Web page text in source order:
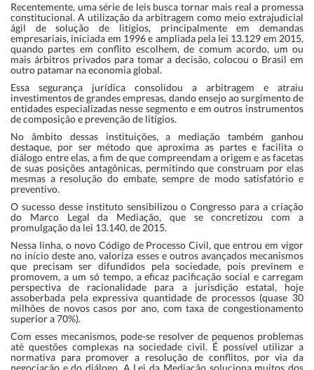
Recentemente, uma série de leis busca tornar mais real a promessa
constitucional. A utilização da arbitragem como meio extrajudicial
ágil de solução de litígios, principalmente em demandas
empresariais, iniciada em 1996 e ampliada pela lei 13.129 em 2015,
quando partes em conflito escolhem, de comum acordo, um ou
mais árbitros privados para tomar a decisão, colocou o Brasil em
outro patamar na economia global.
Essa segurança jurídica consolidou a arbitragem e atraiu
investimentos de grandes empresas, dando ensejo ao surgimento de
entidades especializadas nesse segmento e em outros instrumentos
de composição e prevenção de litígios.
No âmbito dessas instituições, a mediação também ganhou
destaque, por ser método que aproxima as partes e facilita o
diálogo entre elas, a fim de que compreendam a origem e as facetas
de suas posições antagônicas, permitindo que construam por elas
mesmas a resolução do embate, sempre de modo satisfatório e
preventivo.
O sucesso desse instituto sensibilizou o Congresso para a criação
do Marco Legal da Mediação, que se concretizou com a
promulgação da lei 13.140, de 2015.
Nessa linha, o novo Código de Processo Civil, que entrou em vigor
no início deste ano, valoriza esses e outros avançados mecanismos
que precisam ser difundidos pela sociedade, pois previnem e
promovem, a um só tempo, a eficaz pacificação social e carregam
perspectiva de racionalidade para a jurisdição estatal, hoje
assoberbada pela expressiva quantidade de processos (quase 30
milhões de novos casos por ano, com taxa de congestionamento
superior a 70%).
Com esses mecanismos, pode-se resolver de pequenos problemas
até questões complexas na sociedade civil. É possível utilizar a
normativa para promover a resolução de conflitos, por via da